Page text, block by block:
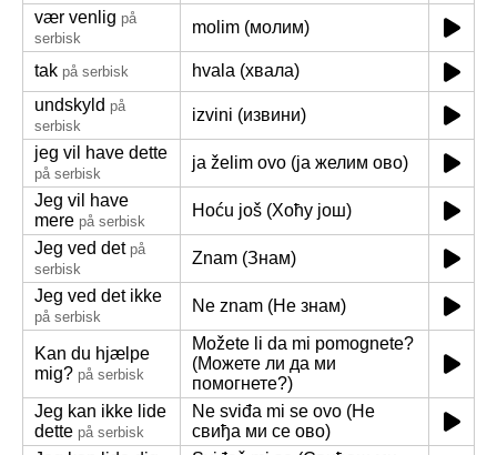
vær venlig på
serbisk
molim (молим)
tak på serbisk
hvala (хвала)
undskyld på
serbisk
izvini (извини)
jeg vil have dette
på serbisk
ja želim ovo (ја желим ово)
Jeg vil have
mere på serbisk
Hoću još (Хоћу још)
Jeg ved det på
serbisk
Znam (Знам)
Jeg ved det ikke
på serbisk
Ne znam (Не знам)
Kan du hjælpe
mig? på serbisk
Možete li da mi pomognete?
(Можете ли да ми
помогнете?)
Jeg kan ikke lide
dette på serbisk
Ne sviđa mi se ovo (Не
свиђа ми се ово)